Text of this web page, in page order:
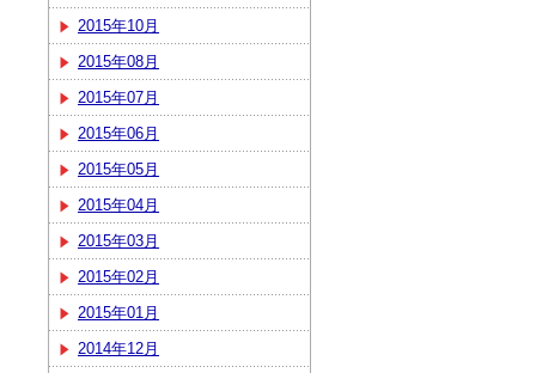
2015年10月
2015年08月
2015年07月
2015年06月
2015年05月
2015年04月
2015年03月
2015年02月
2015年01月
2014年12月